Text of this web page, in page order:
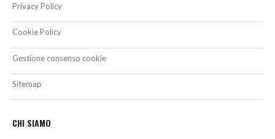
Privacy Policy
Cookie Policy
Gestione consenso cookie
Sitemap
CHI SIAMO